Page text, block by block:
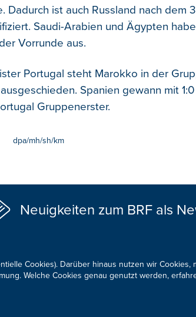
Dadurch ist auch Russland nach dem
Saudi-Arabien und Ägypten
Vorrunde aus.
Portugal steht Marokko in der
Spanien gewann mit
Gruppenerster.
dpa/mh/sh/km
Neuigkeiten zum BRF als
Cookies). Darüber hinaus nutzen wir Cookies,
Welche Cookies genau genutzt werden,